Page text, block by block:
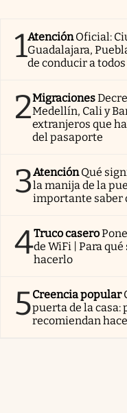
1AtenciónOficial:
Guadalajara,
de conducir a
2Migraciones
Medellín, Cali y
extranjeros que
del pasaporte
3AtenciónQué
la manija de la
importante saber
4Truco casero
de WiFi | Para
hacerlo
5Creencia popular
puerta de la casa:
recomiendan